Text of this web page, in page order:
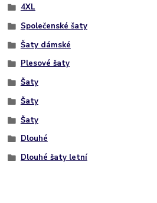
4XL
Společenské šaty
Šaty dámské
Plesové šaty
Šaty
Šaty
Šaty
Dlouhé
Dlouhé šaty letní